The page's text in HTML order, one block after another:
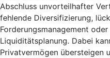
Abschluss unvorteilhafter
fehlende Diversifizierung,
Forderungsmanagement
Liquiditätsplanung. Dabei
Privatvermögen übersteigen